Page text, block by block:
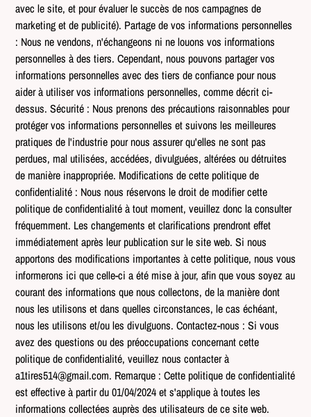
avec le site, et pour évaluer le succès de nos campagnes de
marketing et de publicité). Partage de vos informations personnelles
: Nous ne vendons, n'échangeons ni ne louons vos informations
personnelles à des tiers. Cependant, nous pouvons partager vos
informations personnelles avec des tiers de confiance pour nous
aider à utiliser vos informations personnelles, comme décrit ci-
dessus. Sécurité : Nous prenons des précautions raisonnables pour
protéger vos informations personnelles et suivons les meilleures
pratiques de l'industrie pour nous assurer qu'elles ne sont pas
perdues, mal utilisées, accédées, divulguées, altérées ou détruites
de manière inappropriée. Modifications de cette politique de
confidentialité : Nous nous réservons le droit de modifier cette
politique de confidentialité à tout moment, veuillez donc la consulter
fréquemment. Les changements et clarifications prendront effet
immédiatement après leur publication sur le site web. Si nous
apportons des modifications importantes à cette politique, nous vous
informerons ici que celle-ci a été mise à jour, afin que vous soyez au
courant des informations que nous collectons, de la manière dont
nous les utilisons et dans quelles circonstances, le cas échéant,
nous les utilisons et/ou les divulguons. Contactez-nous : Si vous
avez des questions ou des préoccupations concernant cette
politique de confidentialité, veuillez nous contacter à
a1tires514@gmail.com. Remarque : Cette politique de confidentialité
est effective à partir du 01/04/2024 et s'applique à toutes les
informations collectées auprès des utilisateurs de ce site web.